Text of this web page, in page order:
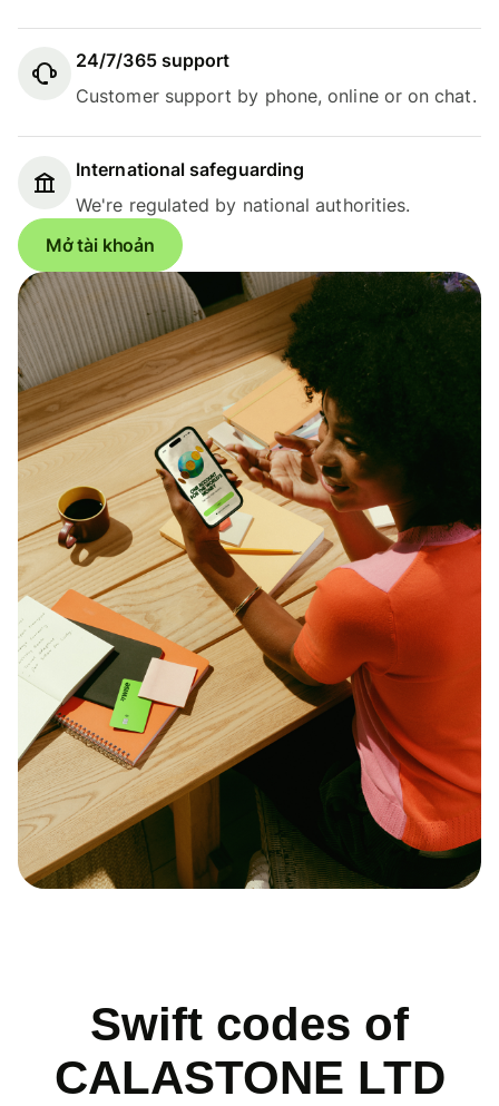
24/7/365 support
Customer support by phone, online or on chat.
International safeguarding
We're regulated by national authorities.
Mở tài khoản
Swift codes of
CALASTONE LTD